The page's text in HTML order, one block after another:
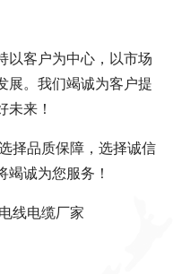
以客户为中心，以市场
展。我们竭诚为客户提
来！
择品质保障，选择诚信
诚为您服务！
线电缆厂家